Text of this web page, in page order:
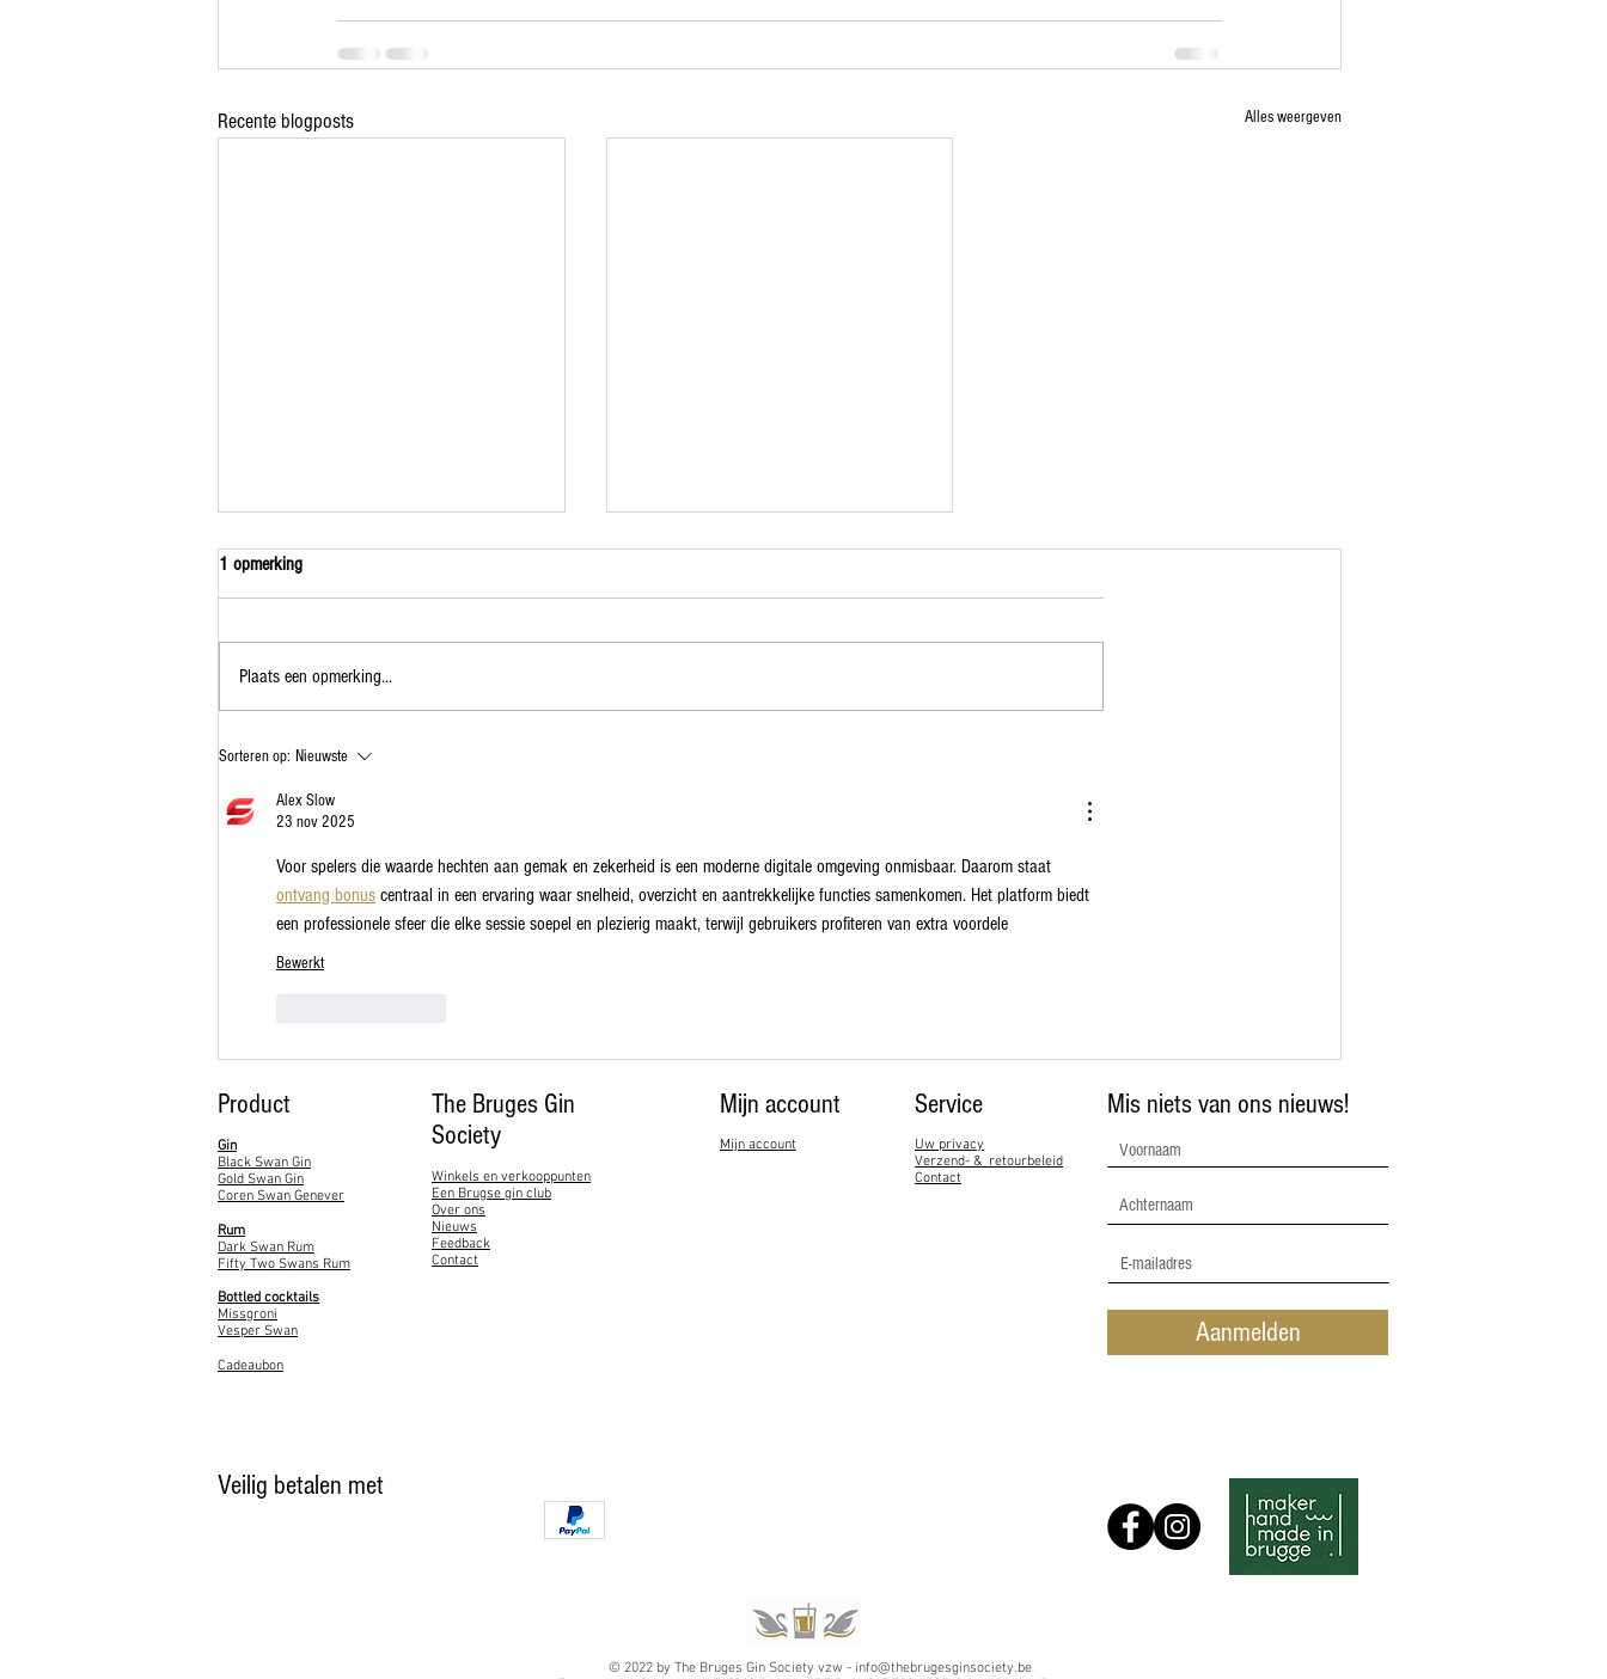
Recente blogposts Alles weergeven
The Bruges Gin Society ontwikkelt
Santé gin voor twee beste sommeliers
van België
1 opmerking
Plaats een opmerking...
Sorteren op: Nieuwste
Alex Slow
23 nov 2025
Voor spelers die waarde hechten aan gemak en zekerheid is een moderne digitale omgeving onmisbaar. Daarom staat
ontvang bonus centraal in een ervaring waar snelheid, overzicht en aantrekkelijke functies samenkomen. Het platform biedt
een professionele sfeer die elke sessie soepel en plezierig maakt, terwijl gebruikers profiteren van extra voordele
Bewerkt
Product
Gin
Black Swan Gin
Gold Swan Gin
Coren Swan Genever
Rum
Dark Swan Rum
Fifty Two Swans Rum
Bottled cocktails
Missgroni
Vesper Swan
Cadeaubon
The Bruges Gin
Society
Winkels en verkooppunten
Een Brugse gin club
Over ons
Nieuws
Feedback
Contact
Mijn account
Mijn account
Service​
Uw privacy
Verzend- & retourbeleid
Contact
Mis niets van ons nieuws!
Aanmelden
Veilig betalen met
© 2022 by The Bruges Gin Society vzw - info@thebrugesginsociety.be